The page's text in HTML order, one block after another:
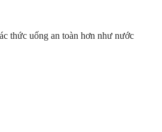
thức uống an toàn hơn như nước